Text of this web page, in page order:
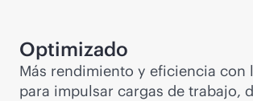
Optimizado
Más rendimiento y eficiencia con
para impulsar cargas de trabajo,